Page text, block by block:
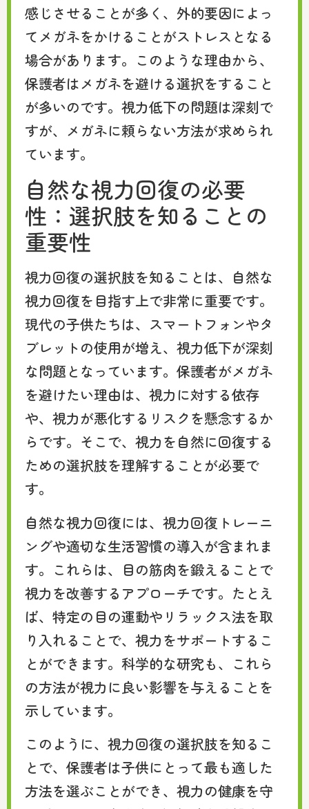
感じさせることが多く、外的要因によっ
てメガネをかけることがストレスとなる
場合があります。このような理由から、
保護者はメガネを避ける選択をすること
が多いのです。視力低下の問題は深刻で
すが、メガネに頼らない方法が求められ
ています。
自然な視力回復の必要
性：選択肢を知ることの
重要性
視力回復の選択肢を知ることは、自然な
視力回復を目指す上で非常に重要です。
現代の子供たちは、スマートフォンやタ
ブレットの使用が増え、視力低下が深刻
な問題となっています。保護者がメガネ
を避けたい理由は、視力に対する依存
や、視力が悪化するリスクを懸念するか
らです。そこで、視力を自然に回復する
ための選択肢を理解することが必要で
す。
自然な視力回復には、視力回復トレーニ
ングや適切な生活習慣の導入が含まれま
す。これらは、目の筋肉を鍛えることで
視力を改善するアプローチです。たとえ
ば、特定の目の運動やリラックス法を取
り入れることで、視力をサポートするこ
とができます。科学的な研究も、これら
の方法が視力に良い影響を与えることを
示しています。
このように、視力回復の選択肢を知るこ
とで、保護者は子供にとって最も適した
方法を選ぶことができ、視力の健康を守